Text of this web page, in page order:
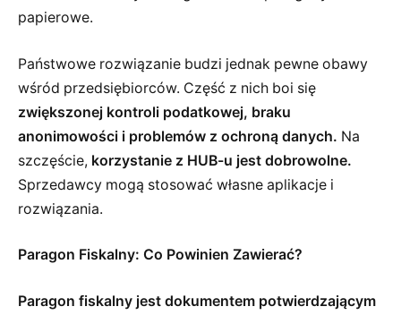
papierowe.
Państwowe rozwiązanie budzi jednak pewne obawy
wśród przedsiębiorców. Część z nich boi się
zwiększonej kontroli podatkowej, braku
anonimowości i problemów z ochroną danych. Na
szczęście, korzystanie z HUB-u jest dobrowolne.
Sprzedawcy mogą stosować własne aplikacje i
rozwiązania.
Paragon Fiskalny: Co Powinien Zawierać?
Paragon fiskalny jest dokumentem potwierdzającym